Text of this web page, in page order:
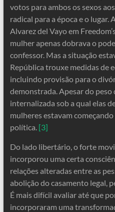
votos para ambos os sexos
radical para a época e o
Alvarez del Vayo em
mulher apenas dobrava o
confessor. Mas a situação
República trouxe medidas de
incluindo provisão para o
demonstrada. Apesar do
internalizada sob a qual elas
mulheres estavam
política. [3]
Do lado libertário, o forte
incorporou uma certa
relações alteradas entre as
abolição do casamento legal,
É mais difícil avaliar até que
incorporaram uma